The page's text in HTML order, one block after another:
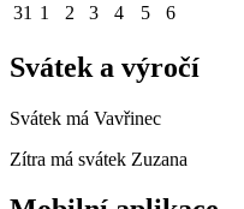
31 1 2 3 4 5 6
Svátek a výročí
Svátek má Vavřinec
Zítra má svátek Zuzana